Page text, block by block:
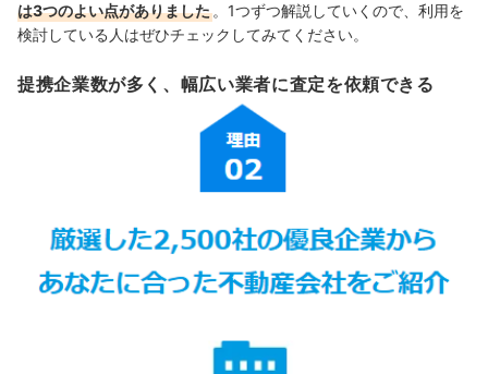
は3つのよい点がありました 。1つずつ解説していくので、利用を
検討している人はぜひチェックしてみてください。
提携企業数が多く、幅広い業者に査定を依頼できる